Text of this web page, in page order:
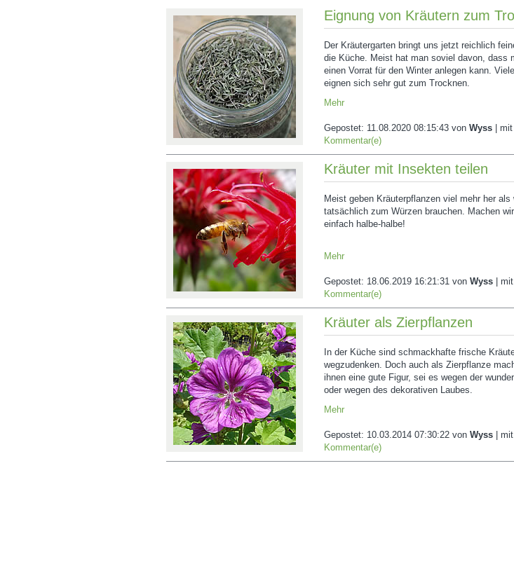
Eignung von Kräutern zum
Der Kräutergarten bringt uns jetzt reichlich
die Küche. Meist hat man soviel davon, dass
einen Vorrat für den Winter anlegen kann.
eignen sich sehr gut zum Trocknen.
Mehr
Gepostet: 11.08.2020 08:15:43 von Wyss | mit
Kommentar(e)
Kräuter mit Insekten teilen
Meist geben Kräuterpflanzen viel mehr her als
tatsächlich zum Würzen brauchen. Machen
einfach halbe-halbe!
Mehr
Gepostet: 18.06.2019 16:21:31 von Wyss | mit
Kommentar(e)
Kräuter als Zierpflanzen
In der Küche sind schmackhafte frische
wegzudenken. Doch auch als Zierpflanze
ihnen eine gute Figur, sei es wegen der
oder wegen des dekorativen Laubes.
Mehr
Gepostet: 10.03.2014 07:30:22 von Wyss | mit
Kommentar(e)